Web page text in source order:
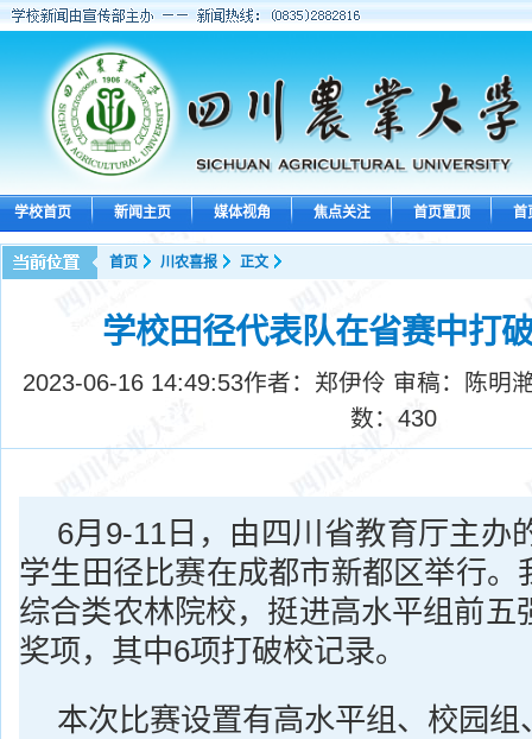
学校首页 新闻主页 媒体视角 焦点关注 首页置顶 首
首页 川农喜报 正文
学校田径代表队在省赛中打
2023-06-16 14:49:53作者：郑伊伶 审稿：陈明
数： 430
6月9-11日，由四川省教育厅主办
学生田径比赛在成都市新都区举行。
综合类农林院校，挺进高水平组前五
奖项，其中6项打破校记录。
本次比赛设置有高水平组、校园